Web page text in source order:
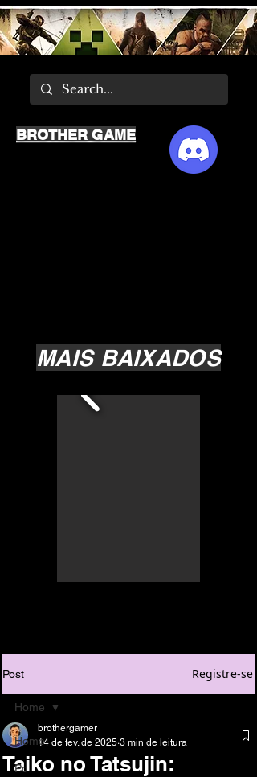
MAIS BAIXADOS
BROTHER GAME
Post Registre-se
Home
Pc
Home
Taiko no Tatsujin:
brothergamer
14 de fev. de 2025 3 min de leitura